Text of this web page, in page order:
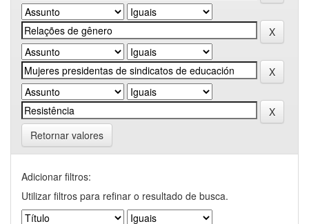
Retornar valores
Adicionar filtros:
Utilizar filtros para refinar o resultado de busca.